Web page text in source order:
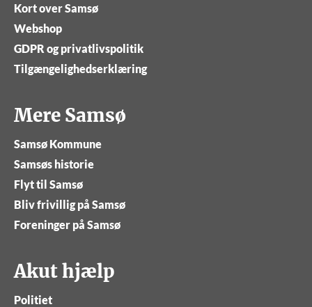
Kort over Samsø
Webshop
GDPR og privatlivspolitik
Tilgængelighedserklæring
Mere Samsø
Samsø Kommune
Samsøs historie
Flyt til Samsø
Bliv frivillig på Samsø
Foreninger på Samsø
Akut hjælp
Politiet